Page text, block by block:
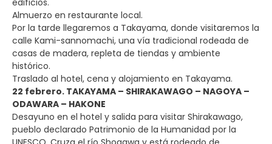
Almuerzo en restaurante local.
Por la tarde llegaremos a Takayama, donde visitaremos la
calle Kami-sannomachi, una vía tradicional rodeada de
casas de madera, repleta de tiendas y ambiente
histórico.
Traslado al hotel, cena y alojamiento en Takayama.
22 febrero. TAKAYAMA – SHIRAKAWAGO – NAGOYA –
ODAWARA – HAKONE
Desayuno en el hotel y salida para visitar Shirakawago,
pueblo declarado Patrimonio de la Humanidad por la